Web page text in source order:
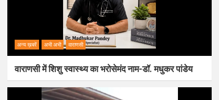
अन्य ख़बरें अभी अभी वाराणसी
वाराणसी में शिशु स्वास्थ्य का भरोसेमंद नाम-डॉ. मधुकर पांडेय